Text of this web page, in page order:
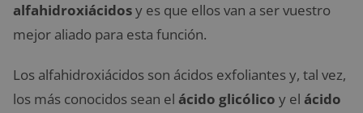
alfahidroxiácidosy es que ellos van a ser vuestro
mejor aliado para esta función.
Los alfahidroxiácidos son ácidos exfoliantes y, tal vez,
los más conocidos sean el ácido glicólico y el ácido